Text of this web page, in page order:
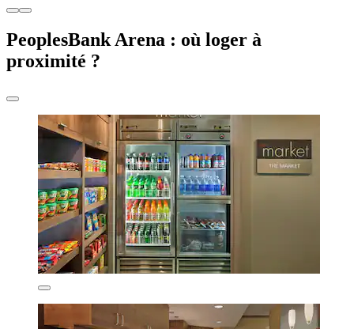
PeoplesBank Arena : où loger à
proximité ?